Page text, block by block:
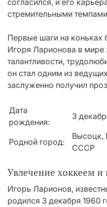
согласился, и его
стремительными
Первые шаги на коньках
Игоря Ларионова в мире
талантливости,
он стал одним из
заслуженно получил
Дата
рождения:
3
Родной город:
Высоцк,
СССР
Увлечение хоккеем
Игорь Ларионов,
родился 3 декабря 1960